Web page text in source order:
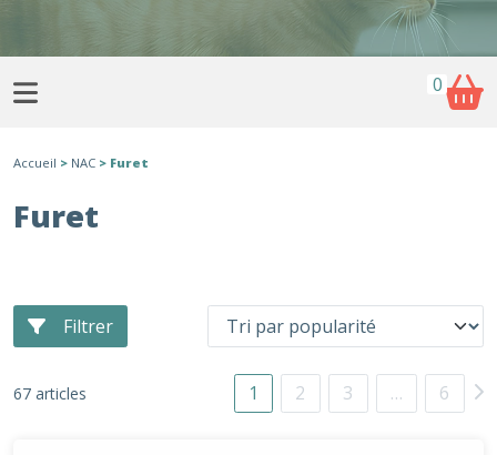
0
Accueil > NAC > Furet
Furet
Filtrer
67 articles 1 2 3 … 6